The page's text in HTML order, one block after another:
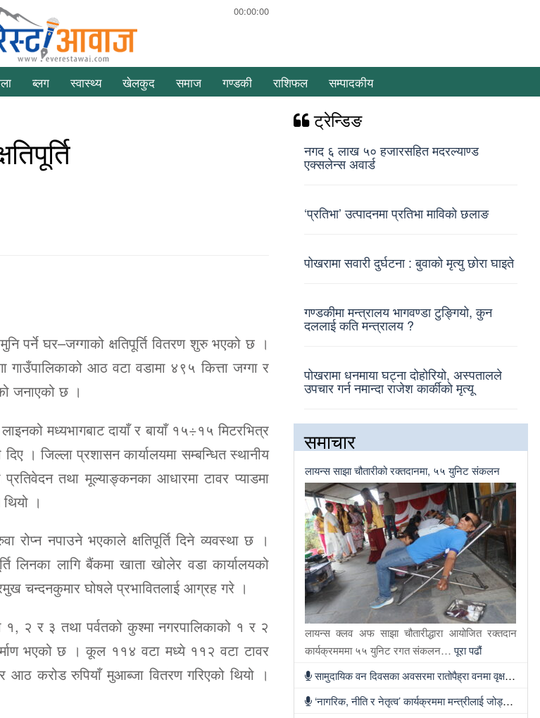
00:00:00
ब्लग स्वास्थ्य खेलकुद समाज गण्डकी राशिफल सम्पादकीय
पर्ने घर–जग्गाको क्षतिपूर्ति वितरण शुरु भएको छ ।
गाउँपालिकाको आठ वटा वडामा ४९५ कित्ता जग्गा र
जनाएको छ ।
मध्यभागबाट दायाँ र बायाँ १५÷१५ मिटरभित्र
। जिल्ला प्रशासन कार्यालयमा सम्बन्धित स्थानीय
तथा मूल्याङ्कनका आधारमा टावर प्याडमा
।
रोप्न नपाउने भएकाले क्षतिपूर्ति दिने व्यवस्था छ ।
लिनका लागि बैंकमा खाता खोलेर वडा कार्यालयको
चन्दनकुमार घोषले प्रभावितलाई आग्रह गरे ।
१, २ र ३ तथा पर्वतको कुश्मा नगरपालिकाको १ र २
भएको छ । कूल ११४ वटा मध्ये ११२ वटा टावर
करोड रुपियाँ मुआब्जा वितरण गरिएको थियो ।
ट्रेन्डिङ
नगद ६ लाख ५० हजारसहित मदरल्याण्ड
एक्सलेन्स अवार्ड
‘प्रतिभा’ उत्पादनमा प्रतिभा माविको छलाङ
पोखरामा सवारी दुर्घटना : बुवाको मृत्यु छोरा घाइते
गण्डकीमा मन्त्रालय भागवण्डा टुङ्गियो, कुन
दललाई कति मन्त्रालय ?
पोखरामा धनमाया घट्ना दोहोरियो, अस्पतालले
उपचार गर्न नमान्दा राजेश कार्कीको मृत्यू
समाचार
लायन्स साझा चौतारीको रक्तदानमा, ५५ युनिट संकलन
लायन्स क्लव अफ साझा चौतारीद्धारा आयोजित रक्तदान
कार्यक्रमममा ५५ युनिट रगत संकलन…पूरा पढौं
सामुदायिक वन दिवसका अवसरमा रातोपैह्रा वनमा वृक्षरोपण
‘नागरिक, नीति र नेतृत्व’ कार्यक्रममा मन्त्रीलाई जोड्दै रास्वपा